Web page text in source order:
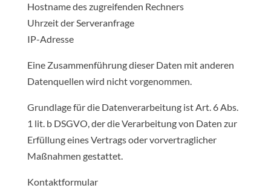
Hostname des zugreifenden Rechners
Uhrzeit der Serveranfrage
IP-Adresse
Eine Zusammenführung dieser Daten mit anderen
Datenquellen wird nicht vorgenommen.
Grundlage für die Datenverarbeitung ist Art. 6 Abs.
1 lit. b DSGVO, der die Verarbeitung von Daten zur
Erfüllung eines Vertrags oder vorvertraglicher
Maßnahmen gestattet.
Kontaktformular